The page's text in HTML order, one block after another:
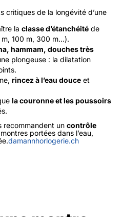
critiques de la longévité d’une
la classe d’étanchéité de
100 m, 300 m…).
hammam, douches très
plongeuse : la dilatation
rincez à l’eau douce et
la couronne et les poussoirs
recommandent un contrôle
portées dans l’eau,
damannhorlogerie.ch